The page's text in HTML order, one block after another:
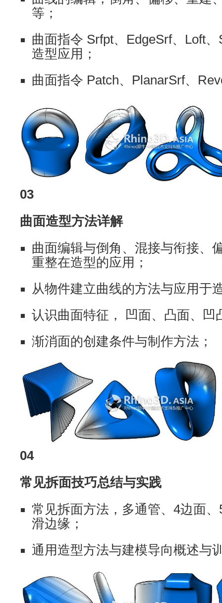
等；
曲面指令 Srfpt、EdgeSrf、Loft
造型应用；
曲面指令 Patch、PlanarSrf、
03
曲面造型方法详解
曲面编辑与倒角、混接与衔接、
重整在造型的应用；
从物件建立曲线的方法与应用于
认识曲面特征， 凹面、凸面、凹
渐消面的创建条件与制作方法；
04
常见拆面技巧总结与实践
常见拆面方法，多通管、4边面
滑边缘；
通用造型方法与建模导向概述与